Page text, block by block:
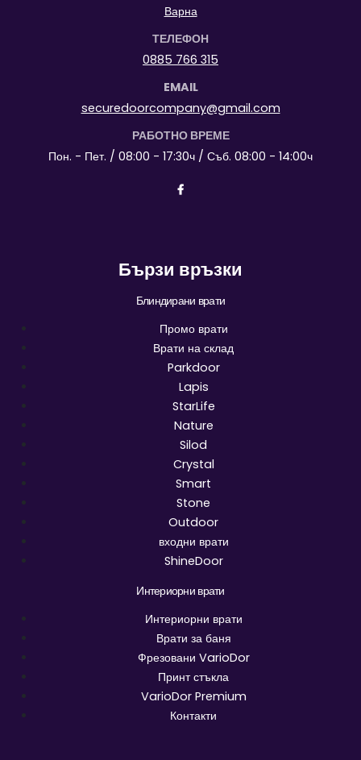
Варна
ТЕЛЕФОН
0885 766 315
EMAIL
securedoorcompany@gmail.com
РАБОТНО ВРЕМЕ
Пон. - Пет. / 08:00 - 17:30ч / Съб. 08:00 - 14:00ч
Бързи връзки
Блиндирани врати
Промо врати
Врати на склад
Parkdoor
Lapis
StarLife
Nature
Silod
Crystal
Smart
Stone
Outdoor
входни врати
ShineDoor
Интериорни врати
Интериорни врати
Врати за баня
Фрезовани VarioDor
Принт стъкла
VarioDor Premium
Контакти